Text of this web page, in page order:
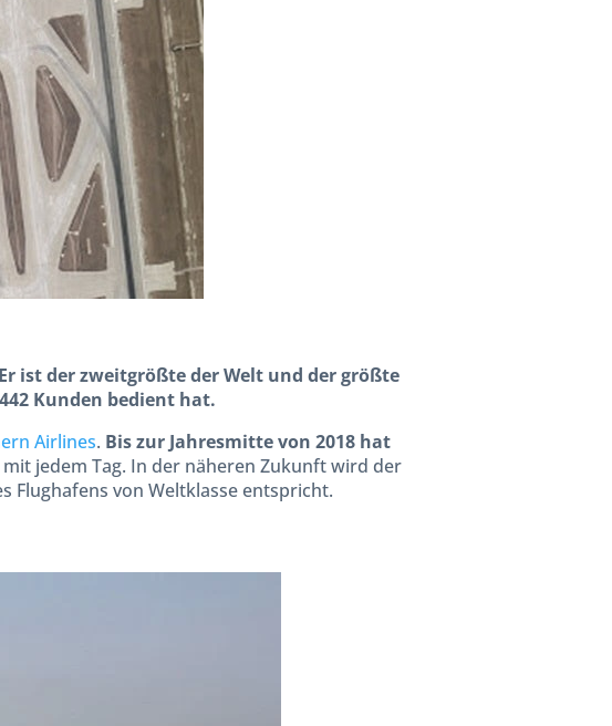
Er ist der zweitgrößte der Welt und der größte
Kunden bedient hat.
Airlines. Bis zur Jahresmitte von 2018 hat
jedem Tag. In der näheren Zukunft wird der
Flughafens von Weltklasse entspricht.